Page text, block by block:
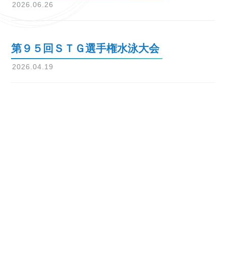
2026.06.26
第９５回ＳＴＧ選手権水泳大会
2026.04.19